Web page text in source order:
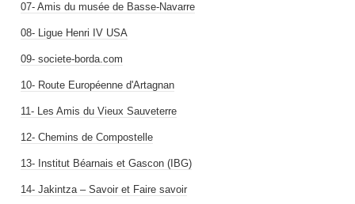
07- Amis du musée de Basse-Navarre
08- Ligue Henri IV USA
09- societe-borda.com
10- Route Européenne d'Artagnan
11- Les Amis du Vieux Sauveterre
12- Chemins de Compostelle
13- Institut Béarnais et Gascon (IBG)
14- Jakintza – Savoir et Faire savoir